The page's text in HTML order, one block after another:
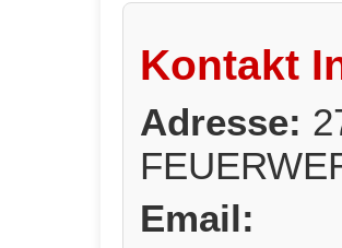
Kontakt
Adresse:
Email: